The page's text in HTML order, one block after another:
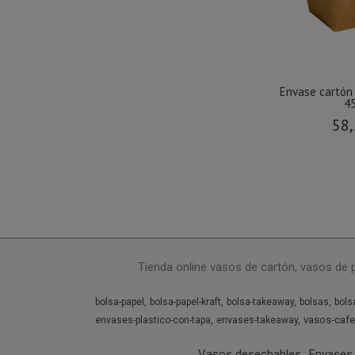
Envase
Tienda online vasos de cartón, vasos de
bolsa-papel bolsa-papel-kraft bolsa-takeaway bolsas
envases-plastico-con-tapa
envases-takeaway vasos-cafe